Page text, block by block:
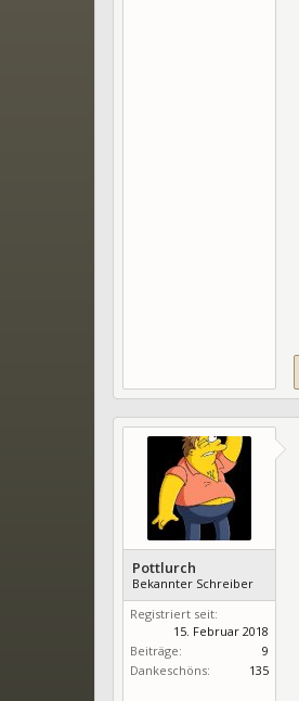
Pottlurch
Bekannter Schreiber
Registriert seit:
15. Februar 2018
Beiträge:
9
Dankeschöns:
135